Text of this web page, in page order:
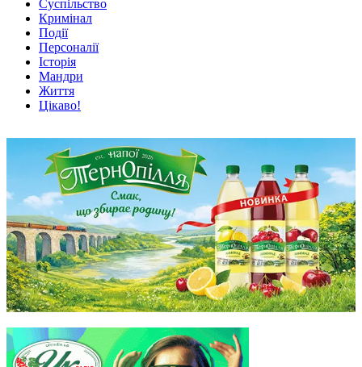
Суспільство
Кримінал
Події
Персоналії
Історія
Мандри
Життя
Цікаво!